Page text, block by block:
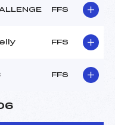
FFS
FFS
FFS